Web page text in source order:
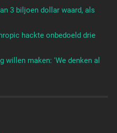
3 biljoen dollar waard, als
hackte onbedoeld drie
willen maken: 'We denken al